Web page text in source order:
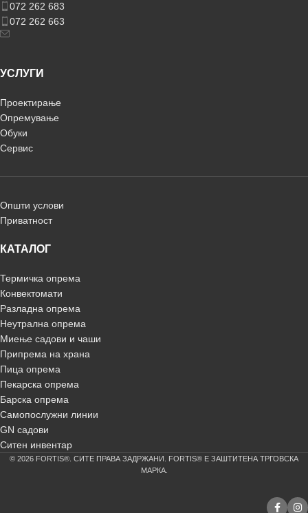
072 262 683
072 262 663
УСЛУГИ
Проектирање
Опремување
Обуки
Сервис
Општи услови
Приватност
КАТАЛОГ
Термичка опрема
Конвектомати
Разладна опрема
Неутрална опрема
Миење садови и чаши
Припрема на храна
Пица опрема
Пекарска опрема
Барска опрема
Самопослужни линии
GN садови
Ситен инвентар
© 2026 FORTIS®. СИТЕ ПРАВА ЗАДРЖАНИ. FORTIS® Е ЗАШТИТЕНА ТРГОВСКА
МАРКА.